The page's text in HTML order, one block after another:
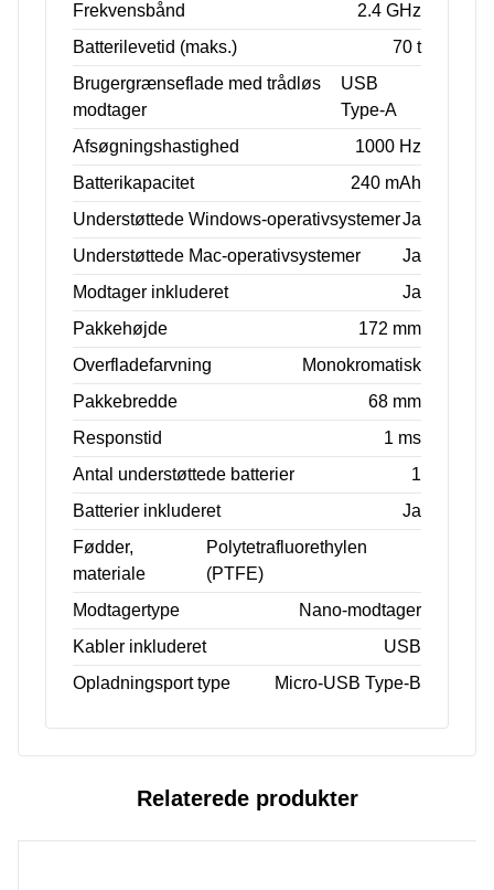
Frekvensbånd
2.4 GHz
Batterilevetid (maks.)
70 t
Brugergrænseflade med trådløs
modtager
USB
Type-A
Afsøgningshastighed
1000 Hz
Batterikapacitet
240 mAh
Understøttede Windows-operativsystemerJa
Understøttede Mac-operativsystemer
Ja
Modtager inkluderet
Ja
Pakkehøjde
172 mm
Overfladefarvning
Monokromatisk
Pakkebredde
68 mm
Responstid
1 ms
Antal understøttede batterier
1
Batterier inkluderet
Ja
Fødder,
materiale
Polytetrafluorethylen
(PTFE)
Modtagertype
Nano-modtager
Kabler inkluderet
USB
Opladningsport type
Micro-USB Type-B
Relaterede produkter